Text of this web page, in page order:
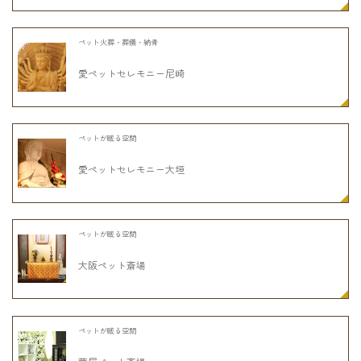
ペット火葬・葬儀・納骨
愛ペットセレモニー尼崎
ペットが眠る空間
愛ペットセレモニー大垣
ペットが眠る空間
大阪ペット斎場
ペットが眠る空間